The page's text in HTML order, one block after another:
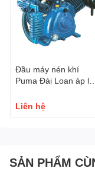
Đầu máy nén khí
Puma Đài Loan áp lực
Liên hệ
SẢN PHẨM